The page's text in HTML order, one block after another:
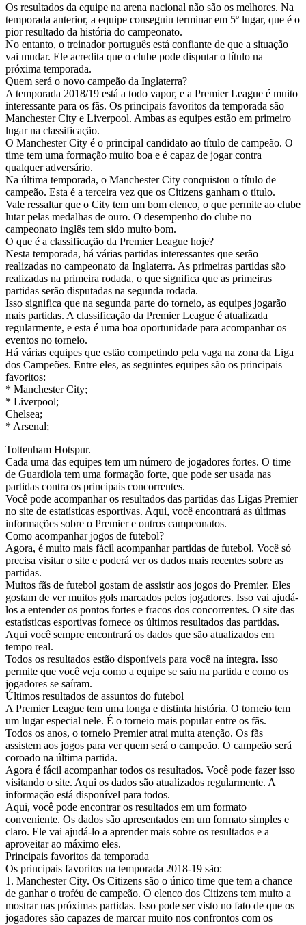
Os resultados da equipe na arena nacional não são os melhores. Na
temporada anterior, a equipe conseguiu terminar em 5º lugar, que é o
pior resultado da história do campeonato.
No entanto, o treinador português está confiante de que a situação
vai mudar. Ele acredita que o clube pode disputar o título na
próxima temporada.
Quem será o novo campeão da Inglaterra?
A temporada 2018/19 está a todo vapor, e a Premier League é muito
interessante para os fãs. Os principais favoritos da temporada são
Manchester City e Liverpool. Ambas as equipes estão em primeiro
lugar na classificação.
O Manchester City é o principal candidato ao título de campeão. O
time tem uma formação muito boa e é capaz de jogar contra
qualquer adversário.
Na última temporada, o Manchester City conquistou o título de
campeão. Esta é a terceira vez que os Citizens ganham o título.
Vale ressaltar que o City tem um bom elenco, o que permite ao clube
lutar pelas medalhas de ouro. O desempenho do clube no
campeonato inglês tem sido muito bom.
O que é a classificação da Premier League hoje?
Nesta temporada, há várias partidas interessantes que serão
realizadas no campeonato da Inglaterra. As primeiras partidas são
realizadas na primeira rodada, o que significa que as primeiras
partidas serão disputadas na segunda rodada.
Isso significa que na segunda parte do torneio, as equipes jogarão
mais partidas. A classificação da Premier League é atualizada
regularmente, e esta é uma boa oportunidade para acompanhar os
eventos no torneio.
Há várias equipes que estão competindo pela vaga na zona da Liga
dos Campeões. Entre eles, as seguintes equipes são os principais
favoritos:
* Manchester City;
* Liverpool;
Chelsea;
* Arsenal;
Tottenham Hotspur.
Cada uma das equipes tem um número de jogadores fortes. O time
de Guardiola tem uma formação forte, que pode ser usada nas
partidas contra os principais concorrentes.
Você pode acompanhar os resultados das partidas das Ligas Premier
no site de estatísticas esportivas. Aqui, você encontrará as últimas
informações sobre o Premier e outros campeonatos.
Como acompanhar jogos de futebol?
Agora, é muito mais fácil acompanhar partidas de futebol. Você só
precisa visitar o site e poderá ver os dados mais recentes sobre as
partidas.
Muitos fãs de futebol gostam de assistir aos jogos do Premier. Eles
gostam de ver muitos gols marcados pelos jogadores. Isso vai ajudá-
los a entender os pontos fortes e fracos dos concorrentes. O site das
estatísticas esportivas fornece os últimos resultados das partidas.
Aqui você sempre encontrará os dados que são atualizados em
tempo real.
Todos os resultados estão disponíveis para você na íntegra. Isso
permite que você veja como a equipe se saiu na partida e como os
jogadores se saíram.
Últimos resultados de assuntos do futebol
A Premier League tem uma longa e distinta história. O torneio tem
um lugar especial nele. É o torneio mais popular entre os fãs.
Todos os anos, o torneio Premier atrai muita atenção. Os fãs
assistem aos jogos para ver quem será o campeão. O campeão será
coroado na última partida.
Agora é fácil acompanhar todos os resultados. Você pode fazer isso
visitando o site. Aqui os dados são atualizados regularmente. A
informação está disponível para todos.
Aqui, você pode encontrar os resultados em um formato
conveniente. Os dados são apresentados em um formato simples e
claro. Ele vai ajudá-lo a aprender mais sobre os resultados e a
aproveitar ao máximo eles.
Principais favoritos da temporada
Os principais favoritos na temporada 2018-19 são:
1. Manchester City. Os Citizens são o único time que tem a chance
de ganhar o troféu de campeão. O elenco dos Citizens tem muito a
mostrar nas próximas partidas. Isso pode ser visto no fato de que os
jogadores são capazes de marcar muito nos confrontos com os